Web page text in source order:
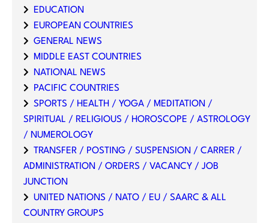
EDUCATION
EUROPEAN COUNTRIES
GENERAL NEWS
MIDDLE EAST COUNTRIES
NATIONAL NEWS
PACIFIC COUNTRIES
SPORTS / HEALTH / YOGA / MEDITATION /
SPIRITUAL / RELIGIOUS / HOROSCOPE / ASTROLOGY
/ NUMEROLOGY
TRANSFER / POSTING / SUSPENSION / CARRER /
ADMINISTRATION / ORDERS / VACANCY / JOB
JUNCTION
UNITED NATIONS / NATO / EU / SAARC & ALL
COUNTRY GROUPS